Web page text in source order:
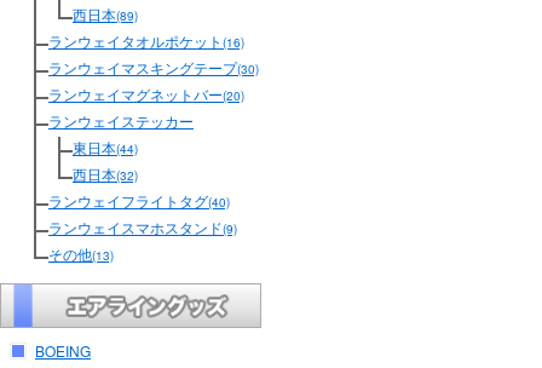
西日本(89)
ランウェイタオルポケット (16)
ランウェイマスキングテープ(30)
ランウェイマグネットバー(20)
ランウェイステッカー
東日本(44)
西日本(32)
ランウェイフライトタグ(40)
ランウェイスマホスタンド(9)
その他(13)
BOEING